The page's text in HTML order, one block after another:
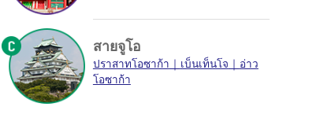
สายจูโอ
ปราสาทโอซาก้า เบ็นเท็นโจ
อ่าว
โอซาก้า